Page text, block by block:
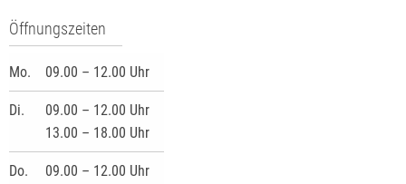
Öffnungszeiten
Mo. 09.00 – 12.00 Uhr
Di.
09.00 – 12.00 Uhr
13.00 – 18.00 Uhr
Do.
09.00 – 12.00 Uhr